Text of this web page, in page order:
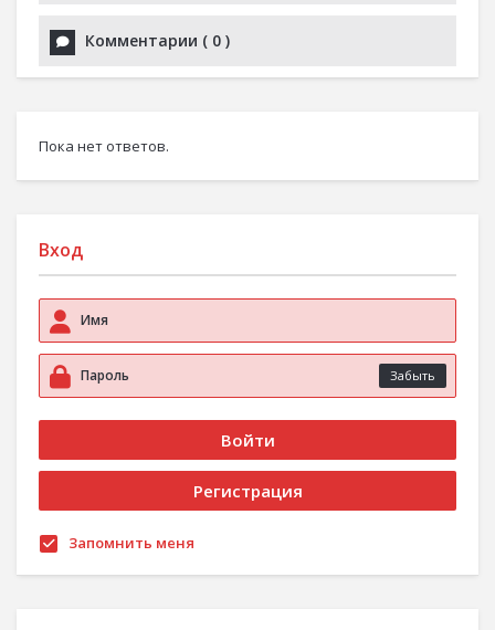
Комментарии ( 0 )
Пока нет ответов.
Вход
Забыть
Запомнить меня